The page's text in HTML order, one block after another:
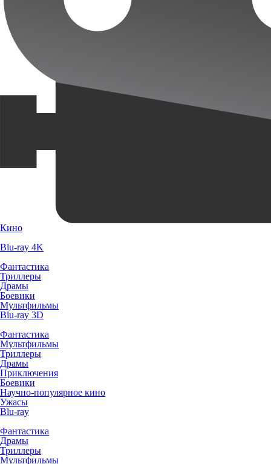
Кино
Blu-ray 4K
Фантастика
Триллеры
Драмы
Боевики
Мультфильмы
Blu-ray 3D
Фантастика
Мультфильмы
Триллеры
Драмы
Приключения
Боевики
Научно-популярное кино
Ужасы
Blu-ray
Фантастика
Драмы
Триллеры
Мультфильмы